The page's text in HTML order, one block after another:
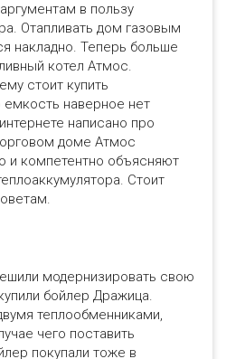
в пользу
Отапливать дом газовым
накладно. Теперь больше
котел Атмос.
стоит купить
наверное нет
написано про
доме Атмос
и компетентно объясняют
Стоит
модернизировать свою
бойлер Дражица.
теплообменниками,
чего поставить
покупали тоже в